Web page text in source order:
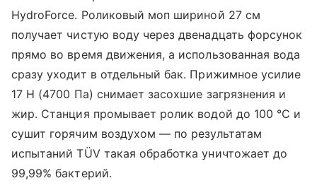
HydroForce. Роликовый моп шириной 27 см
получает чистую воду через двенадцать форсунок
прямо во время движения, а использованная вода
сразу уходит в отдельный бак. Прижимное усилие
17 Н (4700 Па) снимает засохшие загрязнения и
жир. Станция промывает ролик водой до 100 °C и
сушит горячим воздухом — по результатам
испытаний TÜV такая обработка уничтожает до
99,99% бактерий.